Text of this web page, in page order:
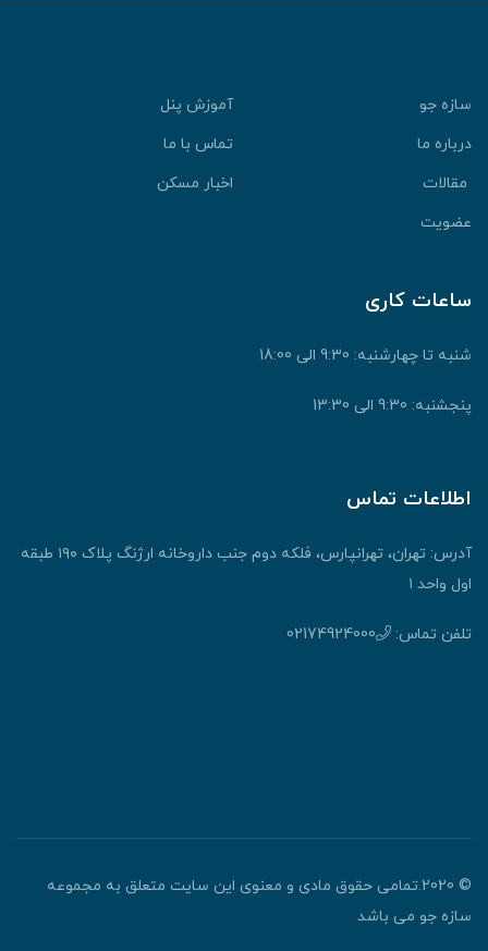
سازه جو
آموزش پنل
درباره ما
تماس با ما
مقالات
اخبار مسکن
عضویت
ساعات کاری
شنبه تا چهارشنبه: 9:30 الی 18:00
پنجشنبه: 9:30 الی 13:30
اطلاعات تماس
آدرس: تهران، تهرانپارس، فلکه دوم جنب داروخانه ارژنگ پلاک ۱۹۰ طبقه
اول واحد ۱
تلفن تماس: 02174924000
© 2020.تمامی حقوق مادی و معنوی این سایت متعلق به مجموعه
سازه جو می باشد